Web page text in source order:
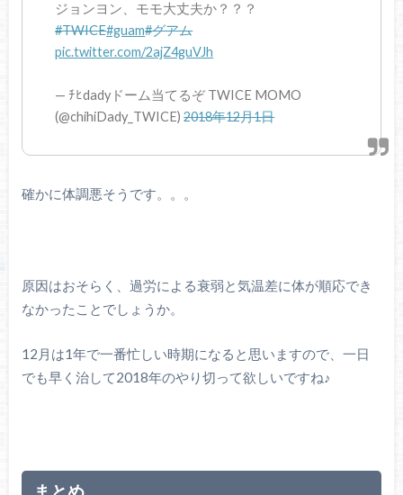
ジョンヨン、モモ大丈夫か？？？
#TWICE#guam#グアム
pic.twitter.com/2ajZ4guVJh
— ﾁﾋdadyドーム当てるぞ TWICE MOMO
(@chihiDady_TWICE)2018年12月1日
確かに体調悪そうです。。。
原因はおそらく、過労による衰弱と気温差に体が順応でき
なかったことでしょうか。
12月は1年で一番忙しい時期になると思いますので、一日
でも早く治して2018年のやり切って欲しいですね♪
まとめ。